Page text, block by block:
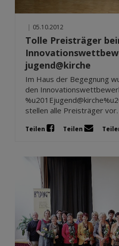
| 05.10.2012
Tolle Preisträger
jugend@kirche
Im Haus der Begegnung
den
stellen alle Preisträger vor.
Teilen Teilen